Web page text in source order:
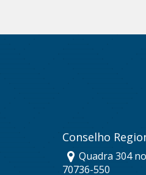
Conselho
Quadra 304
70736-550